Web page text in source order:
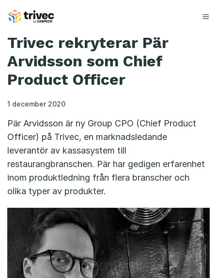
innehåll
Trivec rekryterar Pär
Arvidsson som Chief
Product Officer
1 december 2020
Pär Arvidsson är ny Group CPO (Chief Product
Officer) på Trivec, en marknadsledande
leverantör av kassasystem till
restaurangbranschen. Pär har gedigen erfarenhet
inom produktledning från flera branscher och
olika typer av produkter.